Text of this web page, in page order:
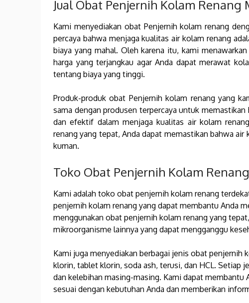
Jual Obat Penjernih Kolam Renang
Kami menyediakan obat Penjernih kolam renang
percaya bahwa menjaga kualitas air kolam renang
biaya yang mahal. Oleh karena itu, kami
harga yang terjangkau agar Anda dapat merawat
tentang biaya yang tinggi.
Produk-produk obat Penjernih kolam renang yang
sama dengan produsen terpercaya untuk
dan efektif dalam menjaga kualitas air kolam
renang yang tepat, Anda dapat memastikan bahwa
kuman.
Toko Obat Penjernih Kolam
Kami adalah toko obat penjernih kolam renang
penjernih kolam renang yang dapat membantu Anda
menggunakan obat penjernih kolam renang yang
mikroorganisme lainnya yang dapat mengganggu
Kami juga menyediakan berbagai jenis obat
klorin, tablet klorin, soda ash, terusi, dan HCL. Setiap
dan kelebihan masing-masing. Kami dapat
sesuai dengan kebutuhan Anda dan memberikan